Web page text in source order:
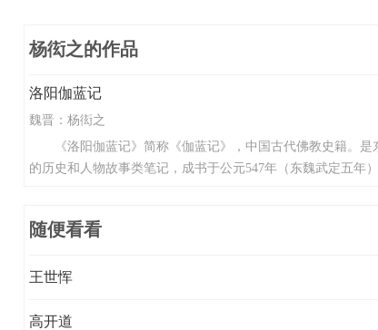
杨衒之的作品
洛阳伽蓝记
魏晋： 杨衒之
《洛阳伽蓝记》简称《伽蓝记》，中国古代佛教史籍。是
的历史和人物故事类笔记，成书于公元547年（东魏武定五年
随便看看
王世恽
高开道